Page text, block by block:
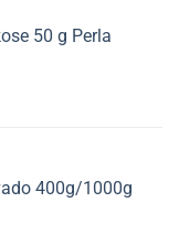
50 g Perla
400g/1000g